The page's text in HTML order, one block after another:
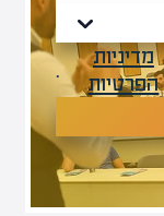
מדיניות
הפרטיות
.